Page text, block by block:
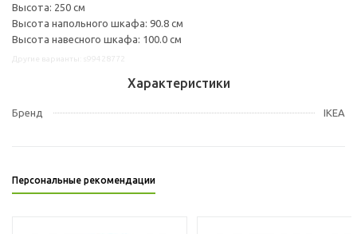
Высота: 250 см
Высота напольного шкафа: 90.8 см
Высота навесного шкафа: 100.0 см
Характеристики
Бренд IKEA
Персональные рекомендации